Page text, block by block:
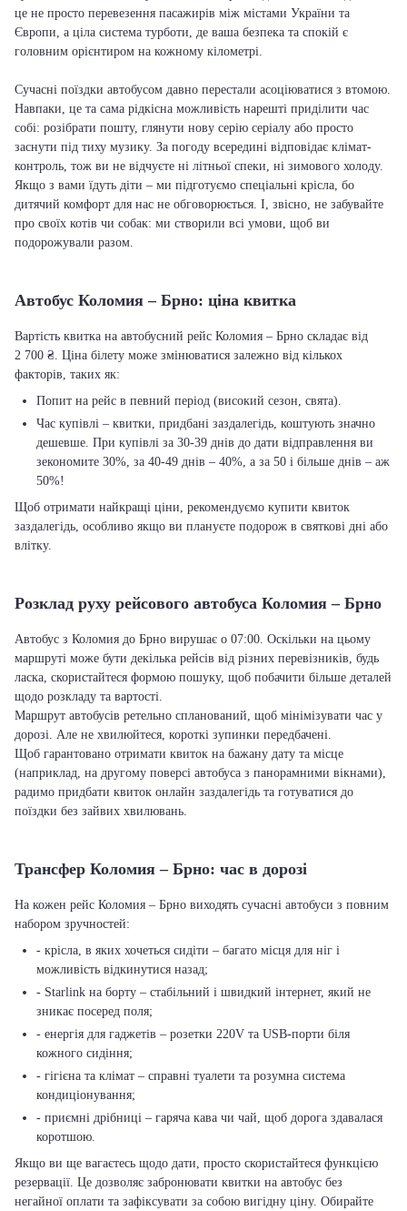
це не просто перевезення пасажирів між містами України та
Європи, а ціла система турботи, де ваша безпека та спокій є
головним орієнтиром на кожному кілометрі.
Сучасні поїздки автобусом давно перестали асоціюватися з втомою.
Навпаки, це та сама рідкісна можливість нарешті приділити час
собі: розібрати пошту, глянути нову серію серіалу або просто
заснути під тиху музику. За погоду всередині відповідає клімат-
контроль, тож ви не відчуєте ні літньої спеки, ні зимового холоду.
Якщо з вами їдуть діти – ми підготуємо спеціальні крісла, бо
дитячий комфорт для нас не обговорюється. І, звісно, не забувайте
про своїх котів чи собак: ми створили всі умови, щоб ви
подорожували разом.
Автобус Коломия – Брно: ціна квитка
Вартість квитка на автобусний рейс Коломия – Брно складає від
2 700 ₴. Ціна білету може змінюватися залежно від кількох
факторів, таких як:
Попит на рейс в певний період (високий сезон, свята).
Час купівлі – квитки, придбані заздалегідь, коштують значно
дешевше. При купівлі за 30-39 днів до дати відправлення ви
зекономите 30%, за 40-49 днів – 40%, а за 50 і більше днів – аж
50%!
Щоб отримати найкращі ціни, рекомендуємо купити квиток
заздалегідь, особливо якщо ви плануєте подорож в святкові дні або
влітку.
Розклад руху рейсового автобуса Коломия – Брно
Автобус з Коломия до Брно вирушає о 07:00. Оскільки на цьому
маршруті може бути декілька рейсів від різних перевізників, будь
ласка, скористайтеся формою пошуку, щоб побачити більше деталей
щодо розкладу та вартості.
Маршрут автобусів ретельно спланований, щоб мінімізувати час у
дорозі. Але не хвилюйтеся, короткі зупинки передбачені.
Щоб гарантовано отримати квиток на бажану дату та місце
(наприклад, на другому поверсі автобуса з панорамними вікнами),
радимо придбати квиток онлайн заздалегідь та готуватися до
поїздки без зайвих хвилювань.
Трансфер Коломия – Брно: час в дорозі
На кожен рейс Коломия – Брно виходять сучасні автобуси з повним
набором зручностей:
- крісла, в яких хочеться сидіти – багато місця для ніг і
можливість відкинутися назад;
- Starlink на борту – стабільний і швидкий інтернет, який не
зникає посеред поля;
- енергія для гаджетів – розетки 220V та USB-порти біля
кожного сидіння;
- гігієна та клімат – справні туалети та розумна система
кондиціонування;
- приємні дрібниці – гаряча кава чи чай, щоб дорога здавалася
коротшою.
Якщо ви ще вагаєтесь щодо дати, просто скористайтеся функцією
резервації. Це дозволяє забронювати квитки на автобус без
негайної оплати та зафіксувати за собою вигідну ціну. Обирайте